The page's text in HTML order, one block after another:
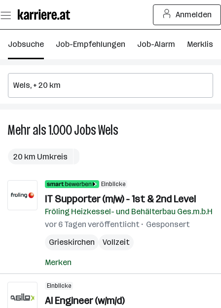
Seiteninhalt
springen
Anmelden
Jobsuche Job-Empfehlungen Job-Alarm Merkliste
Mehr als 1.000JobsWels
Wels
20 km Umkreis
Einblicke
IT Supporter (m/w) - 1st & 2nd Level
Fröling Heizkessel- und Behälterbau Ges.m.b.H
vor 6 Tagen veröffentlicht
Gesponsert
Grieskirchen
Vollzeit
Merken
Einblicke
AI Engineer (w/m/d)